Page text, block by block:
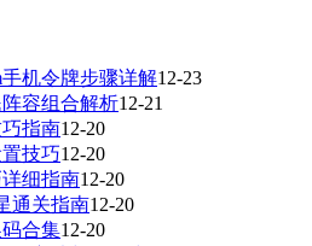
手机令牌步骤详解12-23
容组合解析12-21
指南12-20
技巧12-20
细指南12-20
通关指南12-20
合集12-20